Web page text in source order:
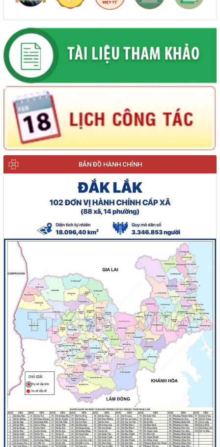
BẢN ĐỒ HÀNH CHÍNH